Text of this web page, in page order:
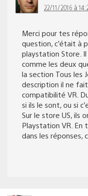
22/11/2016 à
Merci pour tes
question, c’était à
playstation Store.
comme les deux
la section Tous les
description il ne
compatibilité VR.
si ils le sont, ou si
Sur le store US, ils
Playstation VR.
dans les réponses,